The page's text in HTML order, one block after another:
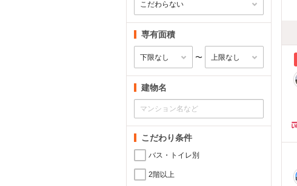
専有面積
〜
建物名
こだわり条件
バス・トイレ別
2階以上